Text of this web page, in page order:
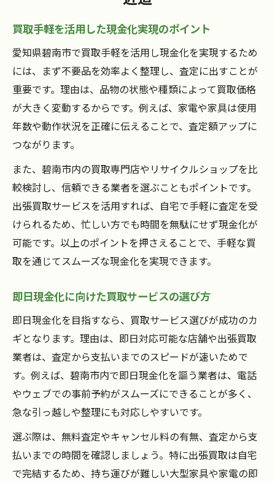
買取手軽を活用した現金化実現のポイント
愛知県碧南市で買取手軽を活用し現金化を実現するため
には、まず不要品を効率よく整理し、査定に出すことが
重要です。理由は、品物の状態や種類によって買取価格
が大きく変動するからです。例えば、家電や家具は使用
年数や動作状況を正確に伝えることで、査定額アップに
つながります。
また、碧南市内の買取専門店やリサイクルショップを比
較検討し、信頼できる業者を選ぶこともポイントです。
出張買取サービスを活用すれば、自宅で手軽に査定を受
けられるため、忙しい方でも時間を無駄にせず現金化が
可能です。以上のポイントを押さえることで、手軽な買
取を通じてスムーズな現金化を実現できます。
即日現金化に向けた買取サービスの選び方
即日現金化を目指すなら、買取サービス選びが成功のカ
ギとなります。理由は、即日対応可能な店舗や出張買取
業者は、査定から支払いまでのスピードが速いためで
す。例えば、碧南市内で即日現金化を謳う業者は、電話
やウェブでの事前予約がスムーズにできることが多く、
急な引っ越しや整理にも対応しやすいです。
選ぶ際は、無料査定やキャンセル料の有無、査定から支
払いまでの時間を確認しましょう。特に出張買取は自宅
で完結するため、持ち運びが難しい大型家具や家電の即